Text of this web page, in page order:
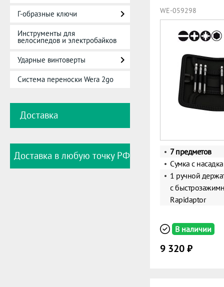
Г-образные ключи
Инструменты для
велосипедов и электробайков
Ударные винтоверты
Система переноски Wera 2go
Доставка
Доставка в любую точку РФ
WE-059298
7 предметов
Сумка с
1 ручной
с
Rapidaptor
В наличии
9 320 ₽